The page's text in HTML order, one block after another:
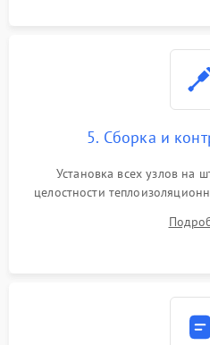
5. Сборка и
Установка всех узлов на
целостности
исключить перегрев
Надежная фиксация клемм